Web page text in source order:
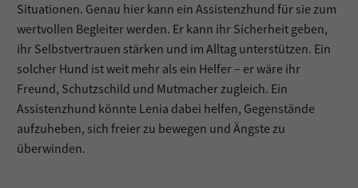
Situationen. Genau hier kann ein Assistenzhund für sie zum
wertvollen Begleiter werden. Er kann ihr Sicherheit geben,
ihr Selbstvertrauen stärken und im Alltag unterstützen. Ein
solcher Hund ist weit mehr als ein Helfer – er wäre ihr
Freund, Schutzschild und Mutmacher zugleich. Ein
Assistenzhund könnte Lenia dabei helfen, Gegenstände
aufzuheben, sich freier zu bewegen und Ängste zu
überwinden.